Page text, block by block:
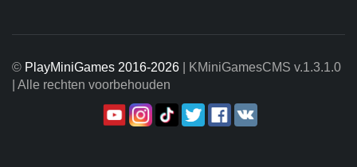
© PlayMiniGames 2016-2026 | KMiniGamesCMS v.1.3.1.0
| Alle rechten voorbehouden